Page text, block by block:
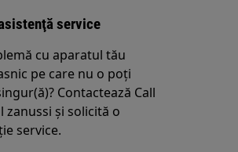
service
cu aparatul tău
pe care nu o poţi
Contactează Call
zanussi și solicită o
service.